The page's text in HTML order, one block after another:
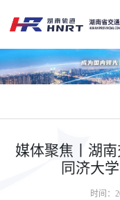
媒体聚焦丨湖
同济大
时间：